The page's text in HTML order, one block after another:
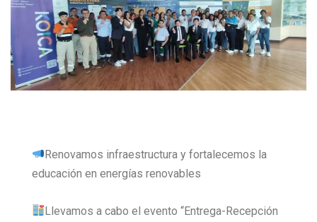
Renovamos infraestructura y fortalecemos la
educación en energías renovables
Llevamos a cabo el evento “Entrega-Recepción